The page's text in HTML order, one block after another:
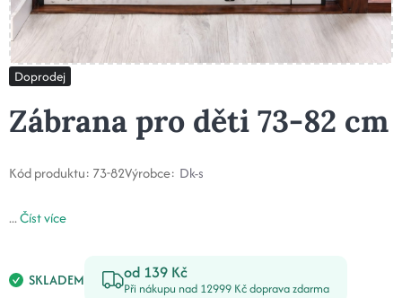
Doprodej
Zábrana pro děti 73-82 cm
Kód produktu: 73-82Výrobce: Dk-s
...Číst více
SKLADEM od 139 Kč
Při nákupu nad 12999 Kč doprava zdarma